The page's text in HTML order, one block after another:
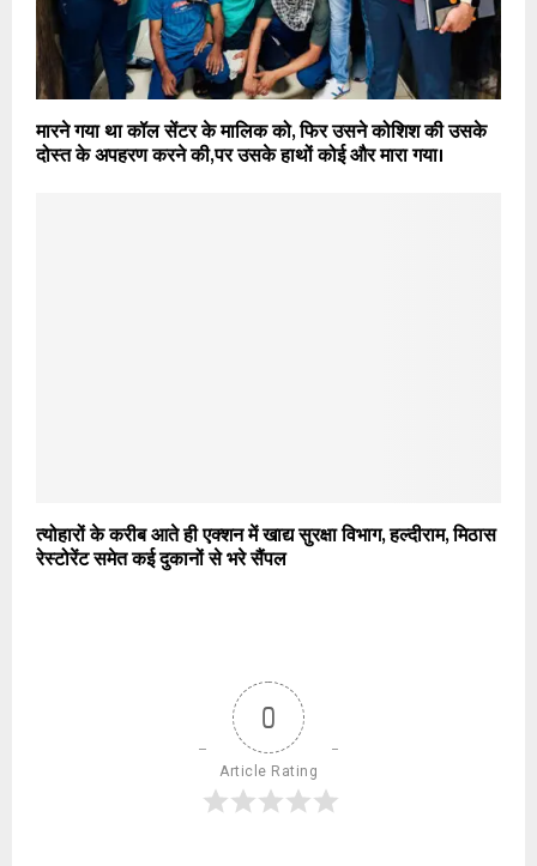
मारने गया था कॉल सेंटर के मालिक को, फिर उसने कोशिश की उसके
दोस्त के अपहरण करने की,पर उसके हाथों कोई और मारा गया।
त्योहारों के करीब आते ही एक्शन में खाद्य सुरक्षा विभाग, हल्दीराम, मिठास
रेस्टोरेंट समेत कई दुकानों से भरे सैंपल
0
Article Rating